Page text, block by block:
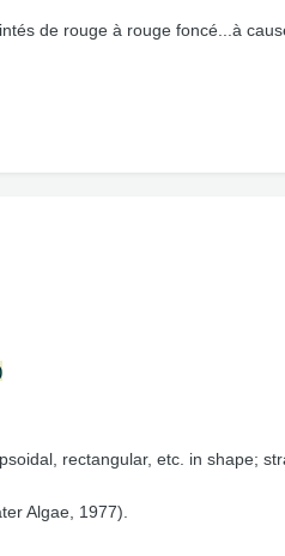
de rouge à rouge foncé...à
rectangular, etc. in shape;
Algae, 1977).